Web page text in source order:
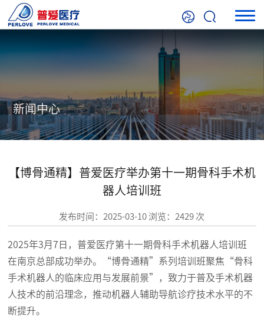
新闻中心
【博骨通精】普爱医疗举办第十一期骨科手术机
器人培训班
发布时间：2025-03-10 浏览：2429 次
2025年3月7日，普爱医疗第十一期骨科手术机器人培训班
在南京总部成功举办。“博骨通精”系列培训班聚焦“骨科
手术机器人的临床应用与发展前景”，致力于普及手术机器
人技术的前沿理念，推动机器人辅助导航诊疗技术水平的不
断提升。